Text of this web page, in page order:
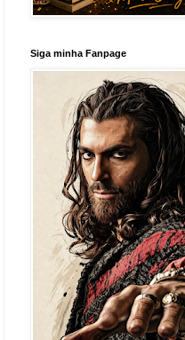
Siga minha Fanpage